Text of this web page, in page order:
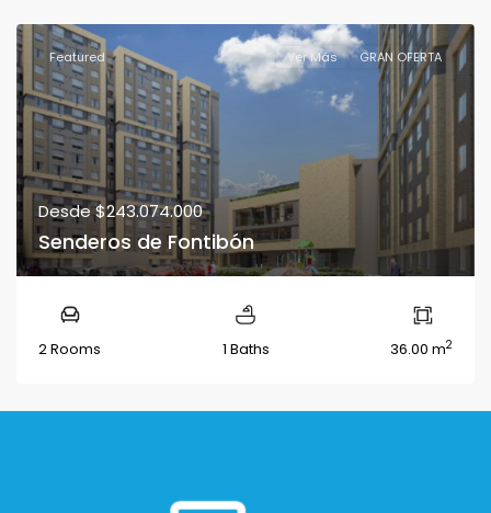
Featured Ver Más GRAN OFERTA
Desde$243.074.000
Senderos de Fontibón
2 Rooms 1 Baths 36.00 m2